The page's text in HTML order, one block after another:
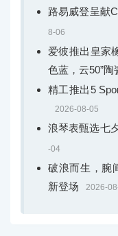
路易威登呈献
8-06
爱彼推出皇家
色蓝，云50”陶
精工推出5
2026-08-05
浪琴表甄选七
-04
破浪而生，腕
新登场
2026-